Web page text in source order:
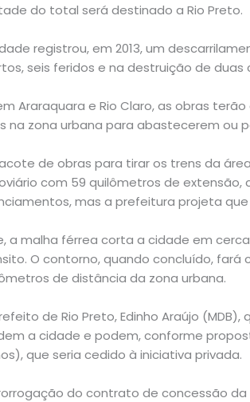
do total será destinado a Rio Preto.
registrou, em 2013, um
seis feridos e na destruição de
Araraquara e Rio Claro, as obras
na zona urbana para abastecerem ou
de obras para tirar os trens da
com 59 quilômetros de
mas a prefeitura projeta
a malha férrea corta a cidade em
O contorno, quando concluído,
de distância da zona urbana.
de Rio Preto, Edinho Araújo
a cidade e podem, conforme
que seria cedido à iniciativa privada.
do contrato de concessão